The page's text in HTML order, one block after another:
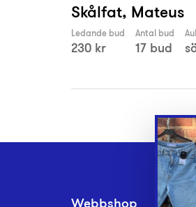
Skålfat, Mateus
Ledande bud
230 kr
Antal bud
17 bud